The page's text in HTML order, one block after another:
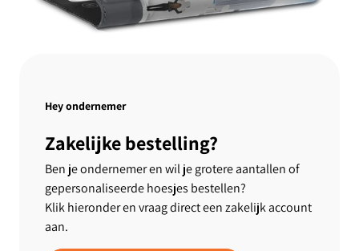
Hey ondernemer
Zakelijke bestelling?
Ben je ondernemer en wil je grotere aantallen of
gepersonaliseerde hoesjes bestellen?
Klik hieronder en vraag direct een zakelijk account
aan.